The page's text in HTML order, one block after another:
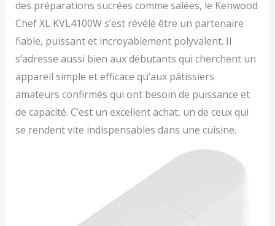
des préparations sucrées comme salées, le Kenwood
Chef XL KVL4100W s’est révélé être un partenaire
fiable, puissant et incroyablement polyvalent. Il
s’adresse aussi bien aux débutants qui cherchent un
appareil simple et efficace qu’aux pâtissiers
amateurs confirmés qui ont besoin de puissance et
de capacité. C’est un excellent achat, un de ceux qui
se rendent vite indispensables dans une cuisine.